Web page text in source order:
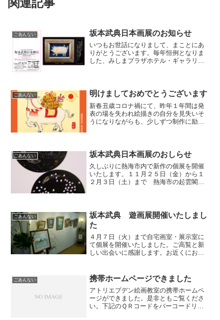
関連記事
ごあんない 坂本武典日本画展のお知らせ
いつもお世話になりまして、まことにあ
りがとうございます。毎年恒例となりま
した、みしまプラザホテル・ギャラリー
動物などと、来年の干支う...
ごあんない 明けましておめでとうございます
新春丑歳コロナ禍にて、昨年１年間は発
表の場を失われ絵描きの自分を見失いそ
うになりながらも、少しずつ制作に励み
され就任いたしました。...
ごあんない 坂本武典日本画展のおしらせ
久しぶりに熱海市内で新作の個展を開催
いたします。１１月２５日（金）から１
２月３日（土）まで 熱海市の起雲閣・
ともご覧いただきたくご案...
ごあんない
坂本武典 遊画展開催いたしまし
た
４月７日（火）まで自宅画室・展示室に
て個展を開催いたしました。ご高覧と新
しい出会いに感謝します。お近くにお出
ります。
ごあんない 携帯ホームページできました
アトリエブデン絵画教室の携帯ホームペ
ージができました。是非ともご覧くださ
い。下記のＱＲコードをバーコードリー